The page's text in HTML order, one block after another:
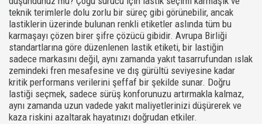
teknik terimlerle dolu zorlu bir süreç gibi görünebilir, ancak
lastiklerin üzerinde bulunan renkli etiketler aslında tüm bu
karmaşayı çözen birer şifre çözücü gibidir. Avrupa Birliği
standartlarına göre düzenlenen lastik etiketi, bir lastiğin
sadece markasını değil, aynı zamanda yakıt tasarrufundan ıslak
zemindeki fren mesafesine ve dış gürültü seviyesine kadar
kritik performans verilerini şeffaf bir şekilde sunar. Doğru
lastiği seçmek, sadece sürüş konforunuzu artırmakla kalmaz,
aynı zamanda uzun vadede yakıt maliyetlerinizi düşürerek ve
kaza riskini azaltarak hayatınızı doğrudan etkiler.